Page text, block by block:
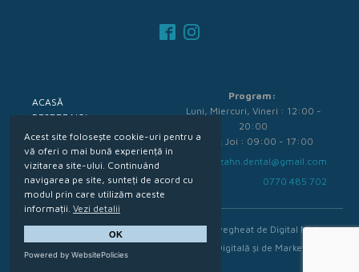
Acest site folosește cookie-uri pentru a
vă oferi o mai bună experiență in
vizitarea site-ului. Continuând
navigarea pe site, sunteți de acord cu
modul prin care utilizăm aceste
informații. Vezi detalii
OK
Powered by WebsitePolicies
ACASĂ
DESPRE NOI
DOCTORI
SERVICII
TARIFE
CONTACT
Program:
Luni, Miercuri, Vineri : 12:00 -
20:00
Marți, Joi : 09:00 - 17:00
Dr.zahn.dental@gmail.com
0770 485 702
POLITICI
POLITICA DE CONFIDENTIALITATE
Făurit și vegheat de Digital Ninja -
Agenție Digitală și de Marketing